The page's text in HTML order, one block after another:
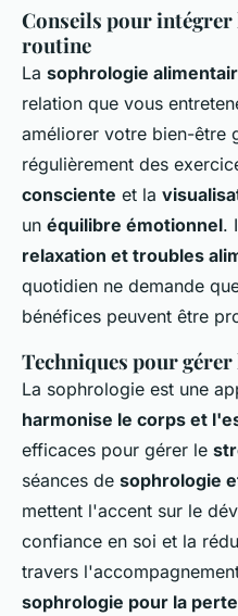
Conseils pour intégrer
routine
La sophrologie
relation que vous
améliorer votre bien-être
régulièrement des
consciente et la
un équilibre émotionnel.
relaxation et troubles
quotidien ne demande
bénéfices peuvent être
Techniques pour
La sophrologie est une
harmonise le corps et
efficaces pour gérer le
séances de sophrologie
mettent l'accent sur le
confiance en soi et la
travers
sophrologie pour la